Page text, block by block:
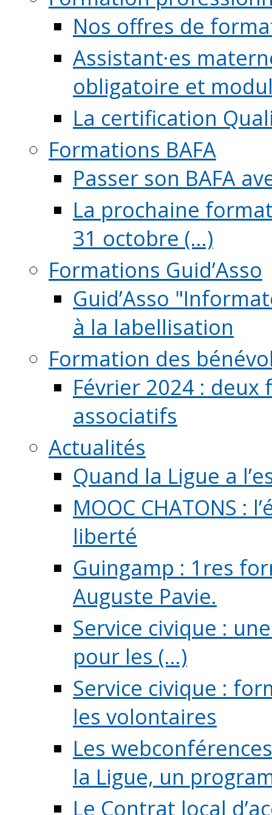
Nos offres de
Assistant·es
obligatoire et
La certification
Formations BAFA
Passer son BAFA
La prochaine
31 octobre (...)
Formations Guid’Asso
Guid’Asso
à la labellisation
Formation des
Février 2024 :
associatifs
Actualités
Quand la Ligue a
MOOC CHATONS
liberté
Guingamp : 1res
Auguste Pavie.
Service civique :
pour les (...)
Service civique :
les volontaires
Les
la Ligue, un
Le Contrat local